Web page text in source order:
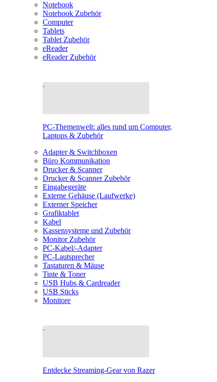
Notebook
Notebook Zubehör
Computer
Tablets
Tablet Zubehör
eReader
eReader Zubehör
PC-Themenwelt: alles rund um Computer,
Laptops & Zubehör
Adapter & Switchboxen
Büro Kommunikation
Drucker & Scanner
Drucker & Scanner Zubehör
Eingabegeräte
Externe Gehäuse (Laufwerke)
Externer Speicher
Grafiktablet
Kabel
Kassensysteme und Zubehör
Monitor Zubehör
PC-Kabel/-Adapter
PC-Lautsprecher
Tastaturen & Mäuse
Tinte & Toner
USB Hubs & Cardreader
USB Sticks
Monitore
Entdecke Streaming-Gear von Razer